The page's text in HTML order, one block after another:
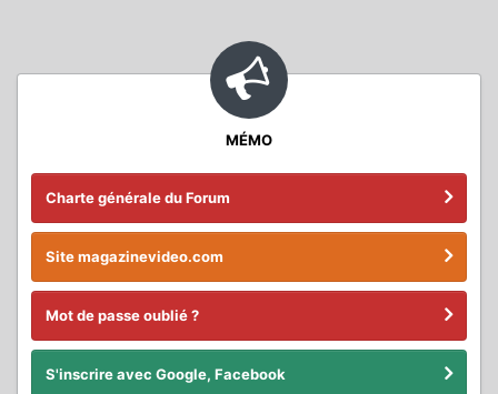
MÉMO
Charte générale du Forum
Site magazinevideo.com
Mot de passe oublié ?
S'inscrire avec Google, Facebook